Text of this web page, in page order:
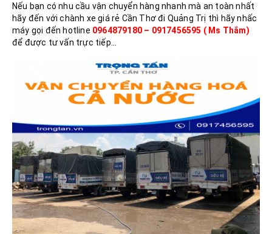
Nếu bạn có nhu cầu vận chuyển hàng nhanh mà an toàn nhất
hãy đến với chành xe giá rẻ Cần Thơ đi Quảng Trị thì hãy nhấc
máy gọi đến hotline 0964879180 – 0917456595 ( Ms Thắm)
để được tư vấn trực tiếp…